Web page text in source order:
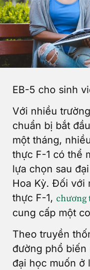
EB-5 cho sinh
Với nhiều
chuẩn bị bắt
một tháng,
thực F-1 có thể
lựa chọn sau
Hoa Kỳ. Đối với
thực F-1, chương
cung cấp một
Theo truyền
đường phổ biến
đại học muốn ở